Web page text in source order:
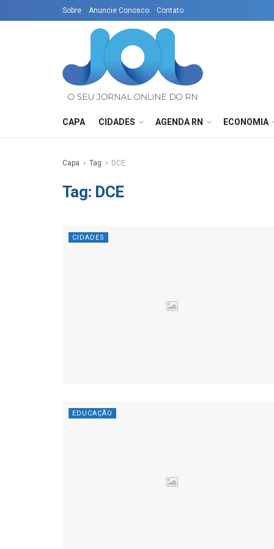
Sobre Anuncie Conosco Contato
CAPA CIDADES AGENDA RN ECONOMIA
Capa Tag DCE
Tag: DCE
CIDADES
EDUCAÇÃO